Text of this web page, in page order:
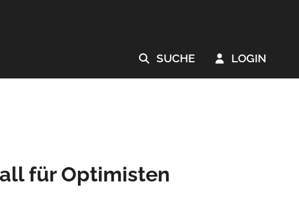
 SUCHE  LOGIN
für Optimisten